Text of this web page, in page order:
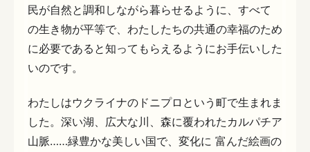
民が自然と調和しながら暮らせるように、すべて
の生き物が平等で、わたしたちの共通の幸福のため
に必要であると知ってもらえるようにお手伝いした
いのです。
わたしはウクライナのドニプロという町で生まれま
した。深い湖、広大な川、森に覆われたカルパチア
山脈……緑豊かな美しい国で、変化に 富んだ絵画の